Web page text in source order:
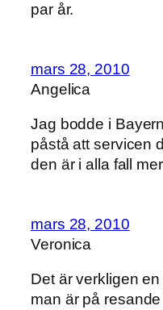
par år.
mars 28, 2010
Angelica
Jag bodde i
påstå att servicen
den är i alla fall
mars 28, 2010
Veronica
Det är verkligen
man är på